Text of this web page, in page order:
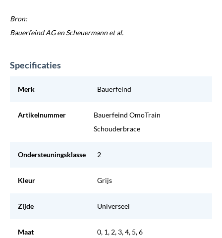
Bron:
Bauerfeind AG en Scheuermann et al.
Specificaties
Merk Bauerfeind
Artikelnummer
Bauerfeind OmoTrain
Schouderbrace
Ondersteuningsklasse 2
Kleur Grijs
Zijde Universeel
Maat 0, 1, 2, 3, 4, 5, 6